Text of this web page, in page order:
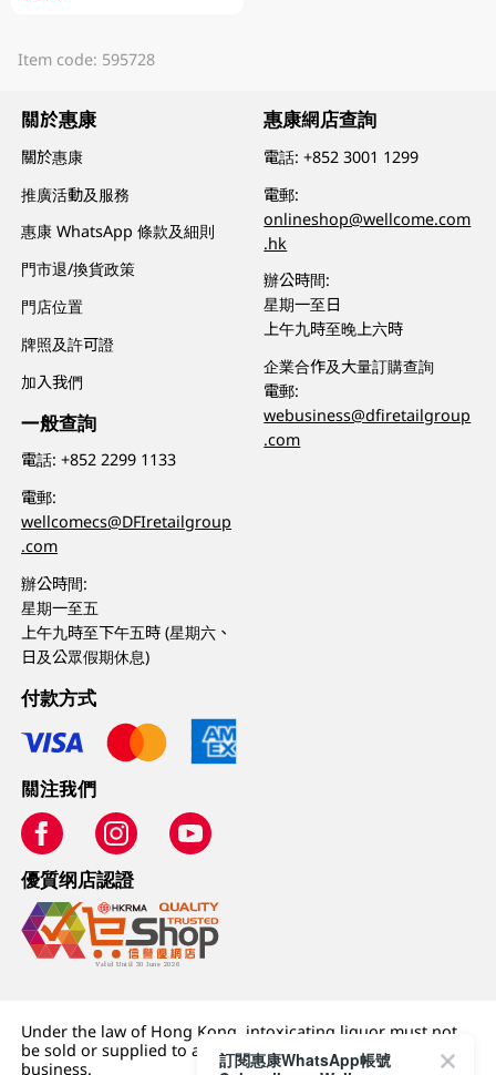
Item code: 595728
關於惠康
關於惠康
推廣活動及服務
惠康 WhatsApp 條款及細則
門市退/換貨政策
門店位置
牌照及許可證
加入我們
一般查詢
電話:+852 2299 1133
電郵:
wellcomecs@DFIretailgroup
.com
辦公時間:
星期一至五
上午九時至下午五時 (星期六、
日及公眾假期休息)
惠康網店查詢
電話:+852 3001 1299
電郵:
onlineshop@wellcome.com
.hk
辦公時間:
星期一至日
上午九時至晚上六時
企業合作及大量訂購查詢
電郵:
webusiness@dfiretailgroup
.com
付款方式
關注我們
優質纲店認證
Under the law of Hong Kong, intoxicating liquor must not
be sold or supplied to a minor (under 18) in the course of
business.
訂閱惠康WhatsApp帳號